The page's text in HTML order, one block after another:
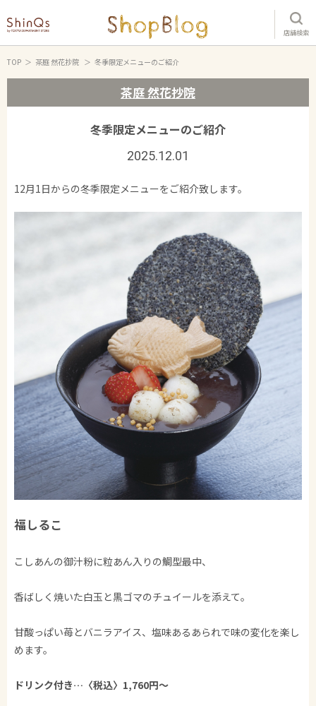
店舗検索
TOP 茶庭 然花抄院 冬季限定メニューのご紹介
茶庭 然花抄院
冬季限定メニューのご紹介
2025.12.01
12月1日からの冬季限定メニューをご紹介致します。
福しるこ
こしあんの御汁粉に粒あん入りの鯛型最中、
香ばしく焼いた白玉と黒ゴマのチュイールを添えて。
甘酸っぱい苺とバニラアイス、塩味あるあられで味の変化を楽し
めます。
ドリンク付き…〈税込〉1,760円～